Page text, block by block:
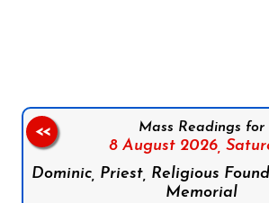
Mass Readings for
8 August 2026,
Dominic, Priest, Religious
Memorial
<<